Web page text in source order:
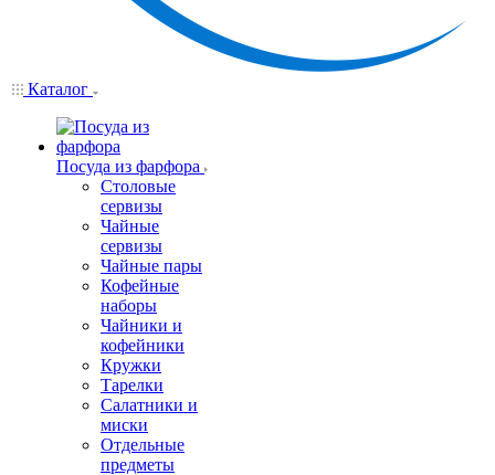
Каталог
Посуда из фарфора
Столовые
сервизы
Чайные
сервизы
Чайные пары
Кофейные
наборы
Чайники и
кофейники
Кружки
Тарелки
Салатники и
миски
Отдельные
предметы